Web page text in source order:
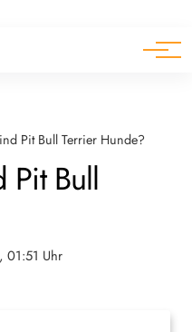
Pit Bull Terrier Hunde?
Pit Bull
01:51 Uhr